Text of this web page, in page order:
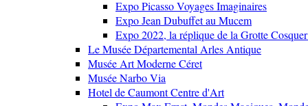
Expo Picasso Voyages Imaginaires
Expo Jean Dubuffet au Mucem
Expo 2022, la réplique de la Grotte
Le Musée Départemental Arles Antique
Musée Art Moderne Céret
Musée Narbo Via
Hotel de Caumont Centre d'Art